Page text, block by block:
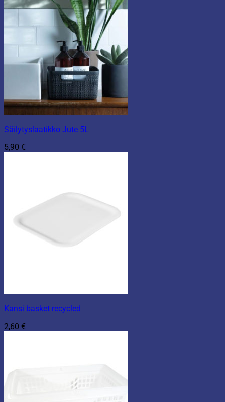
Säilytyslaatikko Jute 5L
5,90 €
Kansi basket recycled
2,60 €